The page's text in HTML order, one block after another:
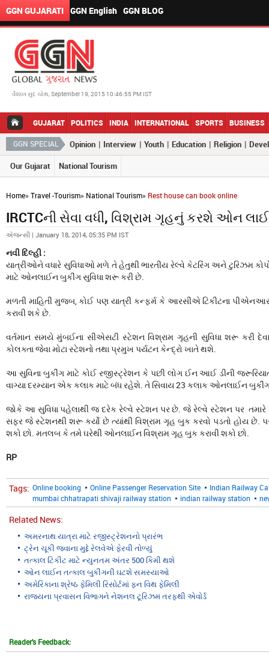
GGN GUJARATI GGN English GGN BLOG
વૈશાખ સુદ ચોથ, September 19, 2015 10:46:55 PM IST
GUJARAT POLITICS INDIA INTERNATIONAL SPORTS BUSINESS
GGN SPECIAL Opinion | Interview | Youth | Education | Religion |
Our Gujarat
National Tourism
Home»Travel -Tourism» National Tourism» Rest house can book online
IRCTCની સેવા વધી, વિશ્રામ ગૃહનું કરશે ઓન
એજન્સી | January 18, 2014, 05:35 PM IST
નવી દિલ્હી :
યાત્રીઓને વધારે સુવિધાઓ મળે તે હેતુથી ભારતીય રેલ્વે કેટરિંગ અને ટુરિઝમ
માટે ઓનલાઈન બુકીંગ સુવિધા શરૂ કરી છે.
મળતી માહિતી મુજબ, કોઈ પણ યાત્રી કન્ફર્મ કે આરસીએ ટિકીટના
કરાવી શકે છે.
વર્તમાન સમયે મુંબઈના સીએસટી સ્ટેશન વિશ્રામ ગૃહની સુવિધા શરૂ કરી
કોલક્તા જેવા મોટા સ્ટેશનો તથા પ્રમુખ પર્યટન કેન્દ્રો ખાતે થશે.
આ સુવિના બુકીંગ માટે કોઈ રજીસ્ટ્રેશન કે પછી લોગ ઈન આઈ ડીની
વાગ્યા દરમ્યાન એક કલાક માટે બંધ રહેશે. તે સિવાય 23 કલાક ઓનલાઈન
જોકે આ સુવિધા પહેલાથી જ દરેક રેલ્વે સ્ટેશન પર છે. જે રેલ્વે સ્ટેશન પર તમારે
સફર જે સ્ટેશનથી શરૂ કર્યો છે ત્યાંથી વિશ્રામ ગૃહ બુક કરવો પડતો હોય
શકો છો. મતલબ કે તમે ઘરેથી ઓનલાઈન વિશ્રામ ગૃહ બુક કરાવી શકો છો.
RP
Tags: Online booking Online Passenger Reservation Site
Indian Railway
mumbai chhatrapati shivaji railway station
indian railway station
Related News:
અમરનાથ યાત્રા માટે રજીસ્ટ્રેશનનો પ્રારંભ
ટ્રેન ચૂકી જવાના મુદ્દે રેલવેએ ફેરવી તોળ્યું
તત્કાલ ટિકીટ માટે ન્યુનતમ અંતર 500 કિમી થશે
ઓન લાઈન તત્કાલ બુકીંગની ઘટશે સમસ્યાઓ
અમેરિકાના શ્રેષ્ઠ ફેમિલી રિસોર્ટમાં ફન વિથ ફેમિલી
રાજ્યના પ્રવાસન વિભાગને નેશનલ ટૂરિઝમ તરફથી એવોર્ડ
Reader's Feedback: